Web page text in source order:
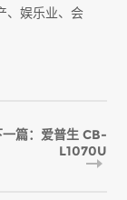
、娱乐业、会
一篇：爱普生 CB-
L1070U